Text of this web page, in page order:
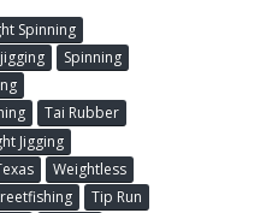
Spinning
Spinning
Tai Rubber
Jigging
Weightless
Tip Run